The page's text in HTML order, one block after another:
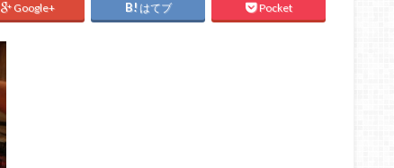
Google+ はてブ Pocket